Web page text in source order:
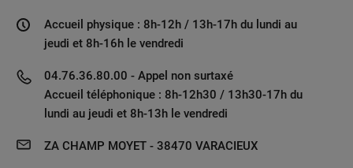
Accueil physique : 8h-12h / 13h-17h du lundi au
jeudi et 8h-16h le vendredi
04.76.36.80.00 - Appel non surtaxé
Accueil téléphonique : 8h-12h30 / 13h30-17h du
lundi au jeudi et 8h-13h le vendredi
ZA CHAMP MOYET - 38470 VARACIEUX